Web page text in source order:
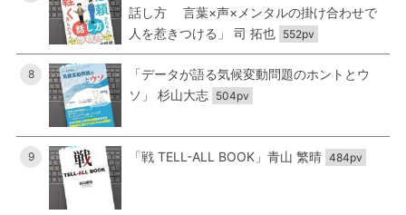
話し方 言葉×声×メンタルの掛け合わせで
人を惹きつける」 司 拓也 552pv
8
「データが語る気候変動問題のホントとウ
ソ」 杉山大志 504pv
9 「戦 TELL-ALL BOOK」青山 繁晴 484pv